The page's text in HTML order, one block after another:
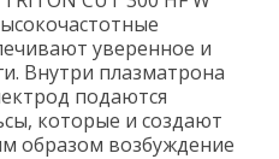
уверенное и
Внутри плазматрона
подаются
которые и создают
образом возбуждение